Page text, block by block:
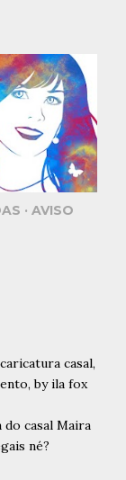
AVISO
do casal Maira
né?